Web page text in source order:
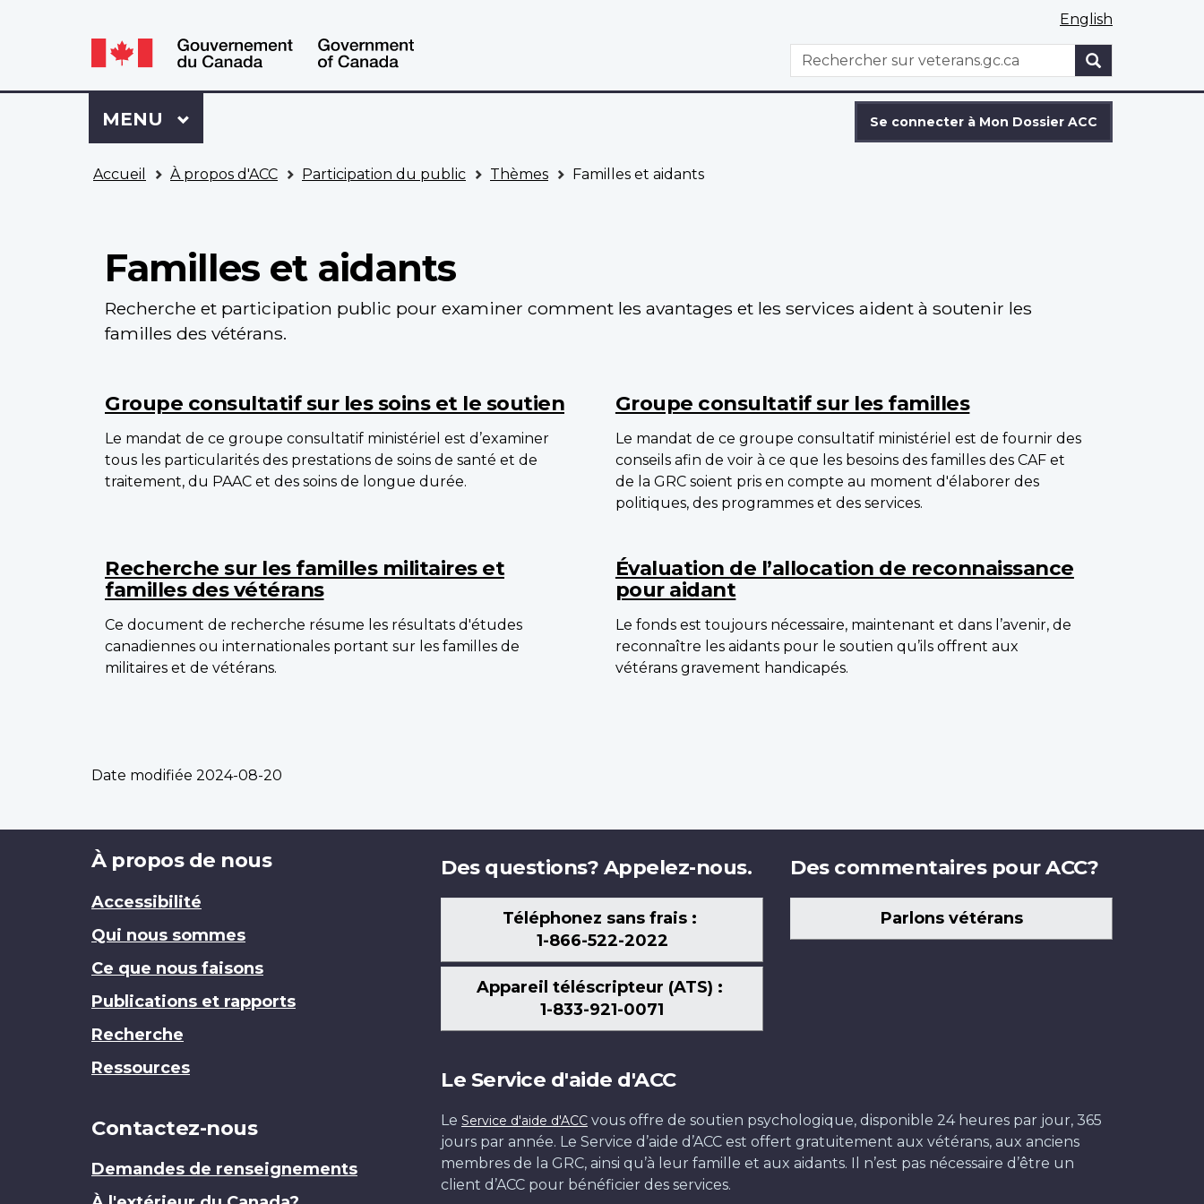
Language
switcher
Language
switcher
English
WxT
Search
Rechercher
Se
connecter
à
Dossier
Se connecter à Mon Dossier ACC
Menu
MENU PRINCIPAL
Accueil À propos d'ACC Participation du public Thèmes Familles et aidants
Familles et aidants
Recherche et participation public pour examiner comment les avantages et les services aident à soutenir les
familles des vétérans.
navigation
Groupe consultatif sur les soins et le soutien
Le mandat de ce groupe consultatif ministériel est d’examiner
tous les particularités des prestations de soins de santé et de
traitement, du PAAC et des soins de longue durée.
Groupe consultatif sur les familles
Le mandat de ce groupe consultatif ministériel est de fournir des
conseils afin de voir à ce que les besoins des familles des CAF et
de la GRC soient pris en compte au moment d'élaborer des
politiques, des programmes et des services.
Recherche sur les familles militaires et
familles des vétérans
Ce document de recherche résume les résultats d'études
canadiennes ou internationales portant sur les familles de
militaires et de vétérans.
Évaluation de l’allocation de reconnaissance
pour aidant
Le fonds est toujours nécessaire, maintenant et dans l’avenir, de
reconnaître les aidants pour le soutien qu’ils offrent aux
vétérans gravement handicapés.
Date modifiée 2024-08-20
Brand
À propos de nous
Accessibilité
Qui nous sommes
Ce que nous faisons
Publications et rapports
Recherche
Ressources
Contactez-nous
Demandes de renseignements
Des questions? Appelez-nous.
Téléphonez sans frais :
1-866-522-2022
Appareil téléscripteur (ATS) :
1-833-921-0071
Des commentaires pour ACC?
Parlons vétérans
Le Service d'aide d'ACC
Le Service d'aide d'ACC vous offre de soutien psychologique, disponible 24 heures par jour, 365
jours par année. Le Service d’aide d’ACC est offert gratuitement aux vétérans, aux anciens
membres de la GRC, ainsi qu’à leur famille et aux aidants. Il n’est pas nécessaire d’être un
client d’ACC pour bénéficier des services.